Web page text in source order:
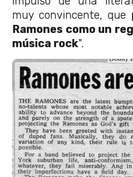
muy convincente, que
Ramones como un
música rock".